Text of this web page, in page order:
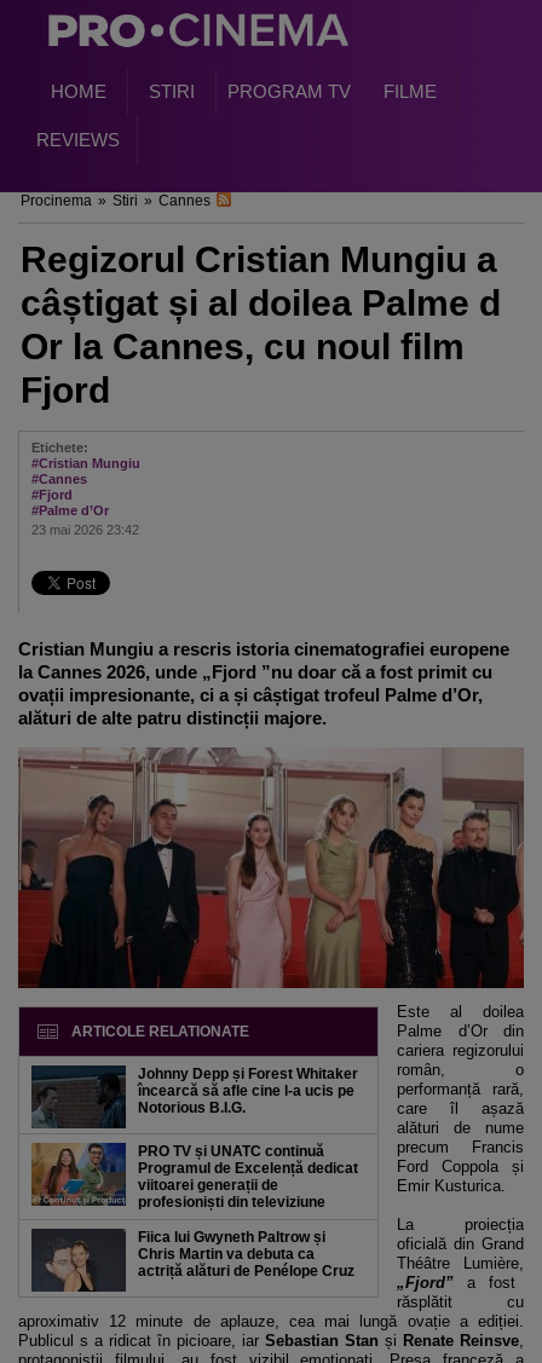
HOME STIRI PROGRAM TV FILME
REVIEWS
Procinema » Stiri » Cannes
Regizorul Cristian Mungiu a
câștigat și al doilea Palme d
Or la Cannes, cu noul film
Fjord
Etichete:
#Cristian Mungiu
#Cannes
#Fjord
#Palme d’Or
23 mai 2026 23:42
Cristian Mungiu a rescris istoria cinematografiei europene
la Cannes 2026, unde „Fjord ”nu doar că a fost primit cu
ovații impresionante, ci a și câștigat trofeul Palme d’Or,
alături de alte patru distincții majore.
ARTICOLE RELATIONATE
Johnny Depp și Forest Whitaker
încearcă să afle cine l-a ucis pe
Notorious B.I.G.
PRO TV și UNATC continuă
Programul de Excelență dedicat
viitoarei generații de
profesioniști din televiziune
Fiica lui Gwyneth Paltrow și
Chris Martin va debuta ca
actriță alături de Penélope Cruz
Este al doilea
Palme d’Or din
cariera regizorului
român, o
performanță rară,
care îl așază
alături de nume
precum Francis
Ford Coppola și
Emir Kusturica.
La proiecția
oficială din Grand
Théâtre Lumière,
„Fjord” a fost
răsplătit cu
aproximativ 12 minute de aplauze, cea mai lungă ovație a ediției.
Publicul s a ridicat în picioare, iar Sebastian Stan și Renate Reinsve,